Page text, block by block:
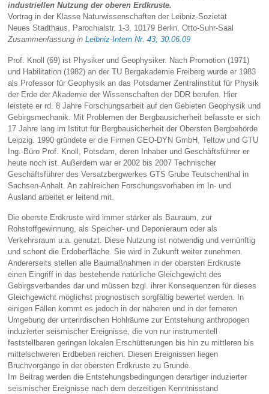
industriellen Nutzung deroberen Erdkruste.
Vortrag in der Klasse Naturwissenschaften der Leibniz-Sozietät
Neues Stadthaus, Parochialstr. 1-3, 10179 Berlin, Otto-Suhr-Saal
Zusammenfassung inLeibniz-Intern Nr. 43; 30.06.09
Prof. Knoll (69) ist Physiker und Geophysiker. Nach Promotion (1971)
und Habilitation (1982) an der TU Bergakademie Freiberg wurde er 1983
als Professor für Geophysik an das Potsdamer Zentralinstitut für Physik
der Erde der Akademie der Wissenschaften der DDR berufen. Hier
leistete er rd. 8 Jahre Forschungsarbeit auf den Gebieten Geophysik und
Gebirgsmechanik. Mit Problemen der Bergbausicherheit befasste er sich
17 Jahre lang im Istitut für Bergbausicherheit der Obersten Bergbehörde
Leipzig. 1990 gründete er die Firmen GEO-DYN GmbH, Teltow und GTU
Ing.-Büro Prof. Knoll, Potsdam, deren Inhaber und Geschäftsführer er
heute noch ist. Außerdem war er 2002 bis 2007 Technischer
Geschäftsführer des Versatzbergwerkes GTS Grube Teutschenthal in
Sachsen-Anhalt. An zahlreichen Forschungsvorhaben im In- und
Ausland arbeitet er leitend mit.
Die oberste Erdkruste wird immer stärker als Bauraum, zur
Rohstoffgewinnung, als Speicher- und Deponieraum oder als
Verkehrsraum u.a. genutzt. Diese Nutzung ist notwendig und vernünftig
und schont die Erdoberfläche. Sie wird in Zukunft weiter zunehmen.
Andererseits stellen alle Baumaßnahmen in der obersten Erdkruste
einen Eingriff in das bestehende natürliche Gleichgewicht des
Gebirgsverbandes dar und müssen bzgl. ihrer Konsequenzen für dieses
Gleichgewicht möglichst prognostisch sorgfältig bewertet werden. In
einigen Fällen kommt es jedoch in der näheren und in der ferneren
Umgebung der unterirdischen Hohlräume zur Entstehung anthropogen
induzierter seismischer Ereignisse, die von nur instrumentell
feststellbaren geringen lokalen Erschütterungen bis hin zu mittleren bis
mittelschweren Erdbeben reichen. Diesen Ereignissen liegen
Bruchvorgänge in der obersten Erdkruste zu Grunde.
Im Beitrag werden die Entstehungsbedingungen derartiger induzierter
seismischer Ereignisse nach dem derzeitigen Kenntnisstand